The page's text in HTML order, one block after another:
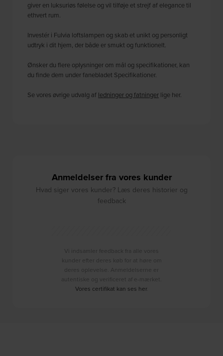
giver en luksuriøs følelse og vil tilføje et strejf af elegance til
ethvert rum.
Investér i Fulvia loftslampen og skab et unikt og personligt
udtryk i dit hjem, der både er smukt og funktionelt.
Ønsker du flere oplysninger om mål og specifikationer, kan
du finde dem under fanebladet Specifikationer.
Se vores øvrige udvalg af ledninger og fatninger lige her.
Anmeldelser fra vores kunder
Hvad siger vores kunder? Læs deres historier og
feedback
Vi indsamler feedback fra alle vores
kunder efter deres køb for at høre om
deres oplevelse. Anmeldelserne er
autentiske og verificeret af e-mærket.
Vores certifikat kan ses her.